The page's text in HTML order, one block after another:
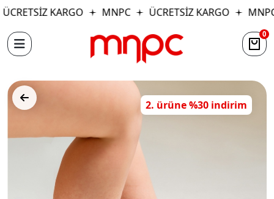
KARGO MNPC ÜCRETSİZ KARGO MNPC
0
2. ürüne %30 indirim